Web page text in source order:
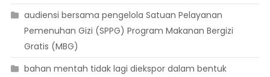
audiensi bersama pengelola Satuan Pelayanan
Pemenuhan Gizi (SPPG) Program Makanan Bergizi
Gratis (MBG)
bahan mentah tidak lagi diekspor dalam bentuk